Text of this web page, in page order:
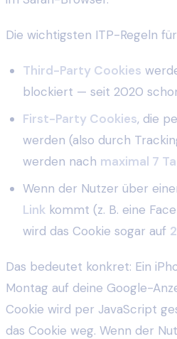
Die wichtigsten ITP-Regeln
Third-Party Cookies
blockiert — seit 2020
First-Party Cookies, die
werden (also durch
werden nach maximal 7
Wenn der Nutzer über
Link kommt (z. B. eine
wird das Cookie sogar auf
Das bedeutet konkret: Ein
Montag auf deine Google-
Cookie wird per JavaScript
das Cookie weg. Wenn der